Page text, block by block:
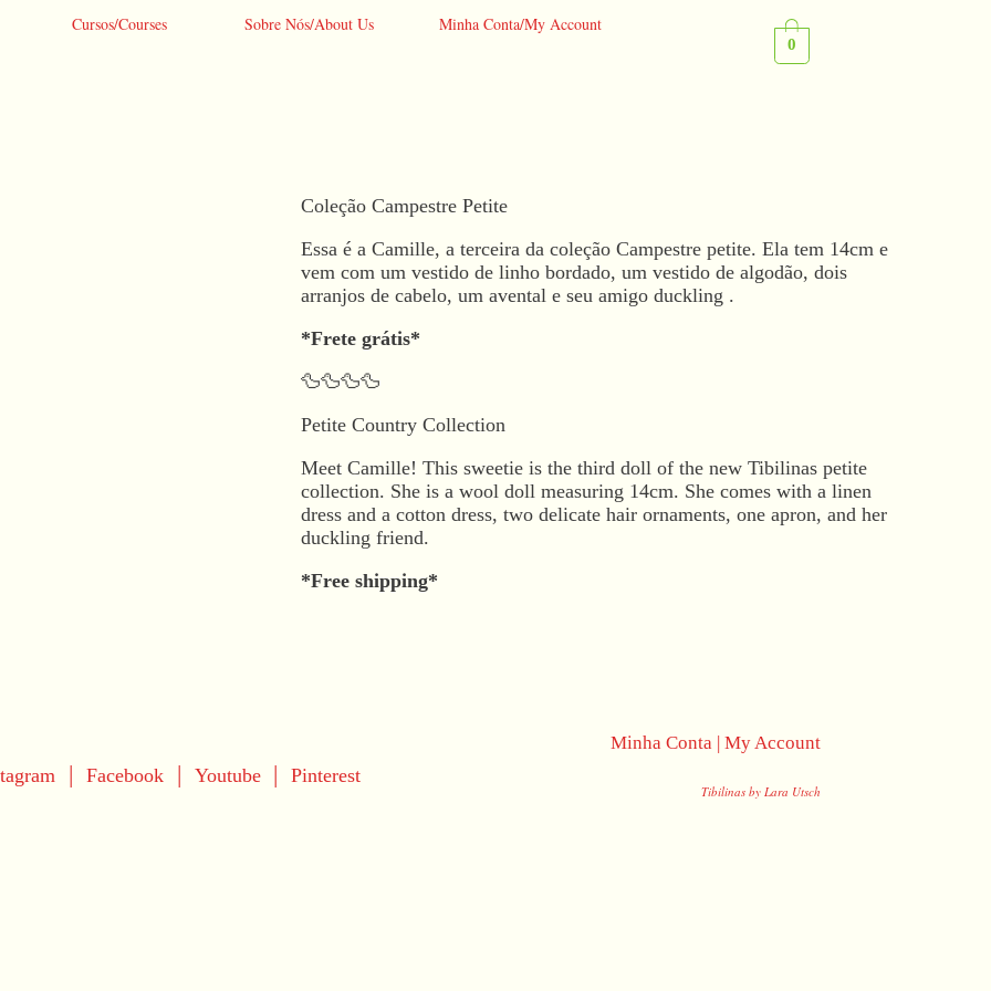
Cursos/Courses Sobre Nós/About Us Minha Conta/My Account
0
Coleção Campestre Petite
Essa é a Camille, a terceira da coleção Campestre petite. Ela tem 14cm e
vem com um vestido de linho bordado, um vestido de algodão, dois
arranjos de cabelo, um avental e seu amigo duckling .
*Frete grátis*
🦆🦆🦆🦆
Petite Country Collection
Meet Camille! This sweetie is the third doll of the new Tibilinas petite
collection. She is a wool doll measuring 14cm. She comes with a linen
dress and a cotton dress, two delicate hair ornaments, one apron, and her
duckling friend.
*Free shipping*
Minha Conta | My Account
| Facebook | Youtube | Pinterest
Tibilinas by Lara Utsch